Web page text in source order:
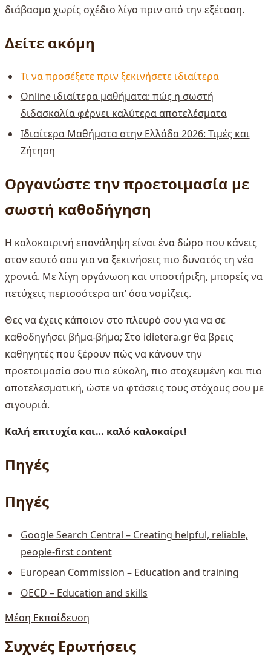
διάβασμα χωρίς σχέδιο λίγο πριν από την εξέταση.
Δείτε ακόμη
Τι να προσέξετε πριν ξεκινήσετε ιδιαίτερα
Online ιδιαίτερα μαθήματα: πώς η σωστή
διδασκαλία φέρνει καλύτερα αποτελέσματα
Ιδιαίτερα Μαθήματα στην Ελλάδα 2026: Τιμές και
Ζήτηση
Οργανώστε την προετοιμασία με
σωστή καθοδήγηση
Η καλοκαιρινή επανάληψη είναι ένα δώρο που κάνεις
στον εαυτό σου για να ξεκινήσεις πιο δυνατός τη νέα
χρονιά. Με λίγη οργάνωση και υποστήριξη, μπορείς να
πετύχεις περισσότερα απ’ όσα νομίζεις.
Θες να έχεις κάποιον στο πλευρό σου για να σε
καθοδηγήσει βήμα-βήμα; Στο idietera.gr θα βρεις
καθηγητές που ξέρουν πώς να κάνουν την
προετοιμασία σου πιο εύκολη, πιο στοχευμένη και πιο
αποτελεσματική, ώστε να φτάσεις τους στόχους σου με
σιγουριά.
Καλή επιτυχία και… καλό καλοκαίρι!
Πηγές
Πηγές
Google Search Central – Creating helpful, reliable,
people-first content
European Commission – Education and training
OECD – Education and skills
Μέση Εκπαίδευση
Συχνές Ερωτήσεις